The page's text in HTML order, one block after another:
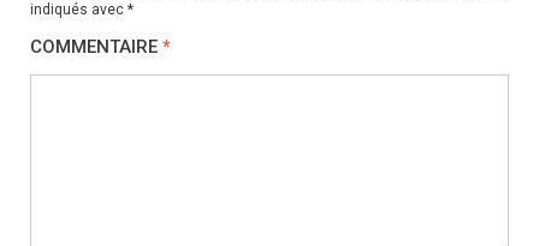
indiqués avec *
COMMENTAIRE *